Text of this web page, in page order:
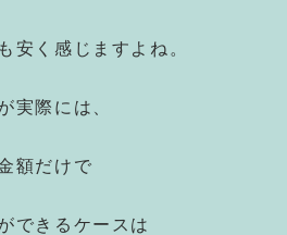
安く感じますよね。
実際には、
額だけで
できるケースは